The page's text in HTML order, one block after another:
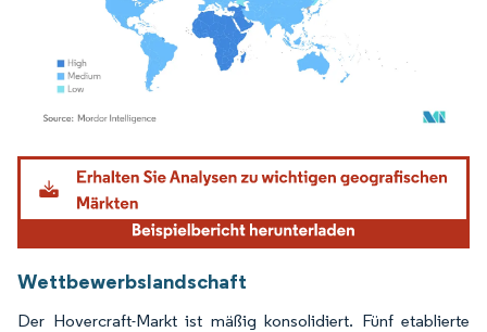
Bild © Mordor Intelligence. Wiederverwendung erfordert Namensnennung gemäß
Wettbewerbslandschaft
Der Hovercraft-Markt ist mäßig konsolidiert. Fünf etablierte